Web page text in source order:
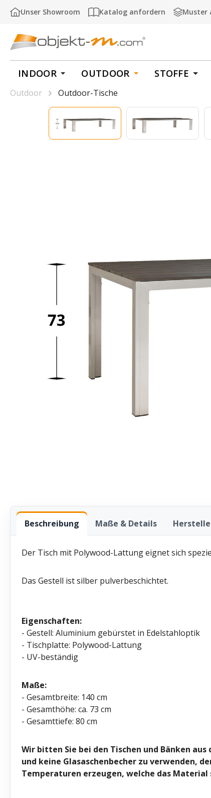
Hauptinhalt springen
Zur Suche springen
Zur Hauptnavigation springen
Unser Showroom Katalog anfordern Muster
INDOOR OUTDOOR STOFFE
Outdoor
Outdoor-Tische
Bildergalerie überspringen
Beschreibung Maße & Details
Der Tisch mit Polywood-Lattung eignet sich
Das Gestell ist silber pulverbeschichtet.
Eigenschaften:
- Gestell: Aluminium gebürstet in Edelstahloptik
- Tischplatte: Polywood-Lattung
- UV-beständig
Maße:
- Gesamtbreite: 140 cm
- Gesamthöhe: ca. 73 cm
- Gesamttiefe: 80 cm
Wir bitten Sie bei den Tischen und Bänken
und keine Glasaschenbecher zu verwenden,
Temperaturen erzeugen, welche das Material